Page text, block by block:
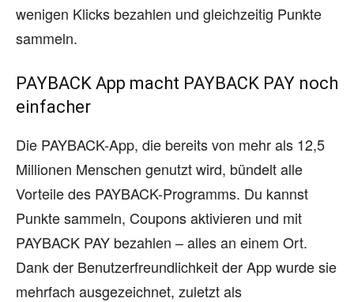
wenigen Klicks bezahlen und gleichzeitig Punkte
sammeln.
PAYBACK App macht PAYBACK PAY noch
einfacher
Die PAYBACK-App, die bereits von mehr als 12,5
Millionen Menschen genutzt wird, bündelt alle
Vorteile des PAYBACK-Programms. Du kannst
Punkte sammeln, Coupons aktivieren und mit
PAYBACK PAY bezahlen – alles an einem Ort.
Dank der Benutzerfreundlichkeit der App wurde sie
mehrfach ausgezeichnet, zuletzt als